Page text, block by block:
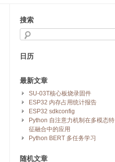
搜索
日历
最新文章
SU-03T核心板烧录固件
ESP32 内存占用统计报告
ESP32 sdkconfig
Python 自注意力机制在多模态特
征融合中的应用
Python BERT 多任务学习
随机文章